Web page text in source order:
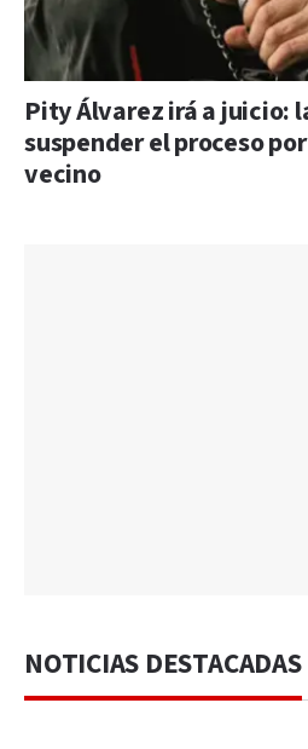
Pity Álvarez irá a juicio:
suspender el proceso
vecino
NOTICIAS DESTACADAS